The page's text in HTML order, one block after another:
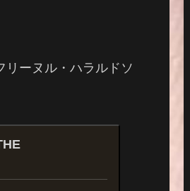
リーヌル・ハラルドソ